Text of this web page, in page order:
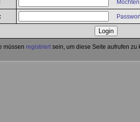
müssen registriert sein, um diese Seite aufrufen zu